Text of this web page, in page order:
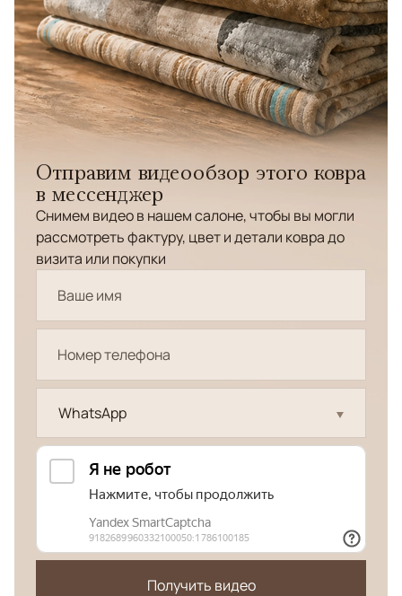
Отправим видеообзор этого ковра
в мессенджер
Снимем видео в нашем салоне, чтобы вы могли
рассмотреть фактуру, цвет и детали ковра до
визита или покупки
WhatsApp
Получить видео